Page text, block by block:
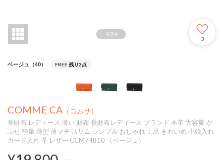
1 /26
2
ベージュ（40） FREE 残り2点
COMME CA （コムサ）
長財布 レディース 薄い 財布 長財布レディース ブランド 本革 大容量 か
ぶせ 軽量 薄型 薄マチ スリム シンプル おしゃれ 上品 きれいめ 小銭入れ
カード入れ 革 レザー CCM74810 （ベージュ）